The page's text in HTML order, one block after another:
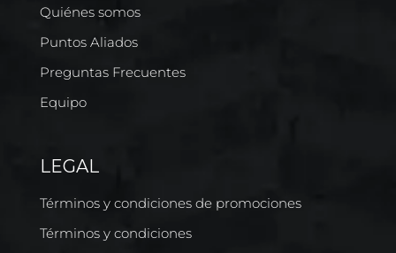
Quiénes somos
Puntos Aliados
Preguntas Frecuentes
Equipo
LEGAL
Términos y condiciones de promociones
Términos y condiciones